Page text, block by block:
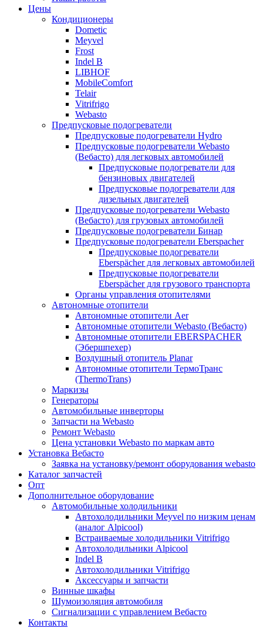
Цены
Кондиционеры
Dometic
Meyvel
Frost
Indel B
LIBHOF
MobileComfort
Telair
Vitrifrigo
Webasto
Предпусковые подогреватели
Предпусковые подогреватели Hydro
Предпусковые подогреватели Webasto
(Вебасто) для легковых автомобилей
Предпусковые подогреватели для
бензиновых двигателей
Предпусковые подогреватели для
дизельных двигателей
Предпусковые подогреватели Webasto
(Вебасто) для грузовых автомобилей
Предпусковые подогреватели Бинар
Предпусковые подогреватели Eberspacher
Предпусковые подогреватели
Eberspächer для легковых автомобилей
Предпусковые подогреватели
Eberspächer для грузового транспорта
Органы управления отопителями
Автономные отопители
Автономные отопители Аer
Автономные отопители Webasto (Вебасто)
Автономные отопители EBERSPACHER
(Эбершпехер)
Воздушный отопитель Planar
Автономные отопители ТермоТранс
(ThermoTrans)
Маркизы
Генераторы
Автомобильные инверторы
Запчасти на Webasto
Ремонт Webasto
Цена установки Webasto по маркам авто
Установка Вебасто
Заявка на установку/ремонт оборудования webasto
Каталог запчастей
Опт
Дополнительное оборудование
Автомобильные холодильники
Автохолодильники Meyvel по низким ценам
(аналог Alpicool)
Встраиваемые холодильники Vitrifrigo
Автохолодильники Alpicool
Indel B
Автохолодильники Vitrifrigo
Аксессуары и запчасти
Винные шкафы
Шумоизоляция автомобиля
Сигнализации с управлением Вебасто
Контакты